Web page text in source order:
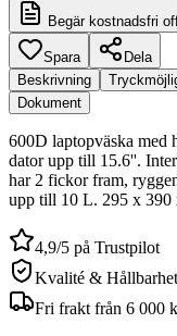
Begär kostnadsfri
Spara
Dela
Beskrivning
Dokument
600D laptopväska med
dator upp till 15.6''.
har 2 fickor fram,
upp till 10 L. 295 x 390
4,9/5 på Trustpilot
Kvalité &
Fri frakt från 6 000